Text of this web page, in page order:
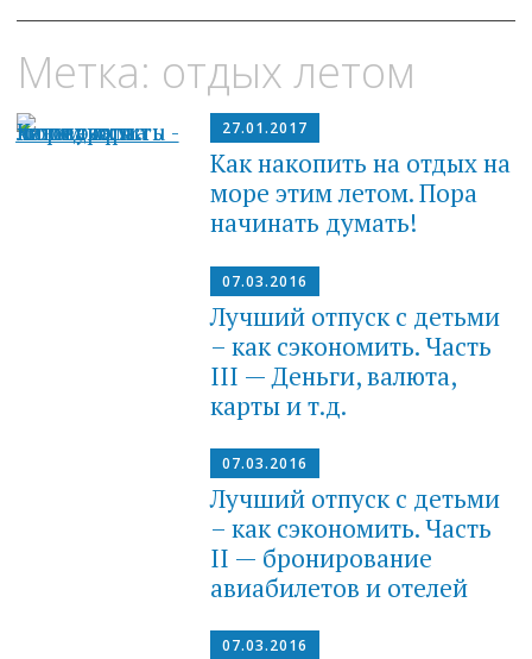
to
Метка: отдых летом
27.01.2017
Как накопить на отдых на
море этим летом. Пора
начинать думать!
07.03.2016
Лучший отпуск с детьми
– как сэкономить. Часть
III — Деньги, валюта,
карты и т.д.
07.03.2016
Лучший отпуск с детьми
– как сэкономить. Часть
II — бронирование
авиабилетов и отелей
07.03.2016